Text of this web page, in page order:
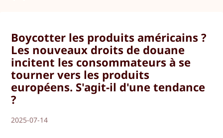
Boycotter les produits américains ?
Les nouveaux droits de douane
incitent les consommateurs à se
tourner vers les produits
européens. S'agit-il d'une tendance
?
2025-07-14